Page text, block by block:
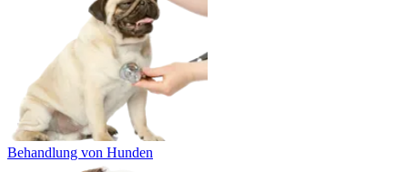
Behandlung von Hunden